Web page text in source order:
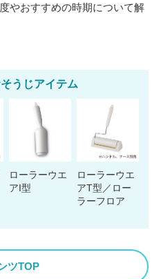
やおすすめの時期について解
うじアイテム
ローラーウエ
アI型
ローラーウエ
アT型／ロー
ラーフロア
ツTOP